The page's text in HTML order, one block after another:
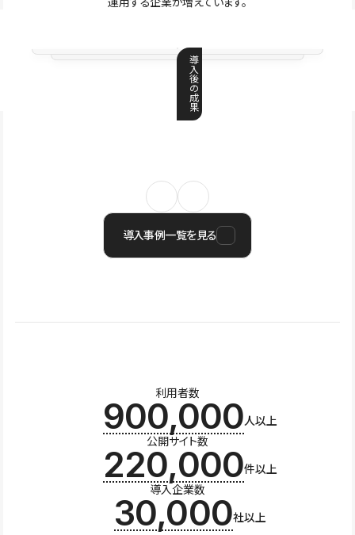
導
入
後
の
成
果
導入事例一覧を見る
利用者数
900,000人以上
公開サイト数
220,000件以上
導入企業数
30,000社以上